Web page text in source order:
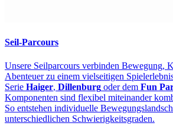
Seil-Parcours
Unsere Seilparcours verbinden Bewegung,
Abenteuer zu einem vielseitigen
Serie Haiger, Dillenburg oder dem Fun
Komponenten sind flexibel miteinander
So entstehen individuelle
unterschiedlichen Schwierigkeitsgraden.